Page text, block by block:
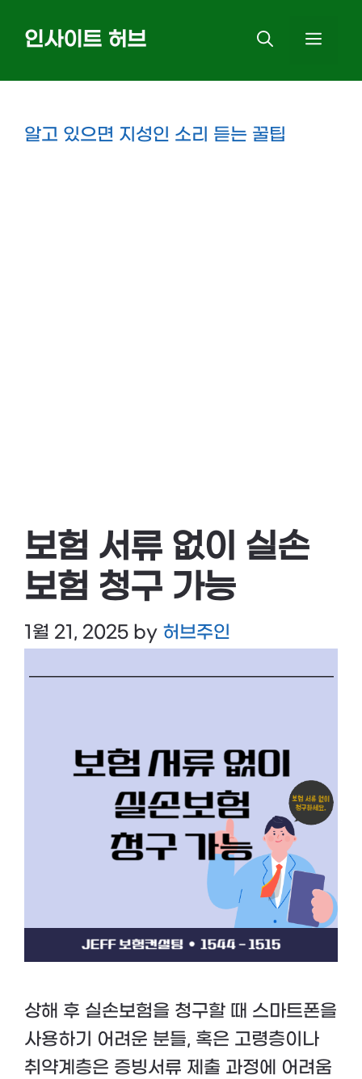
인사이트 허브
알고 있으면 지성인 소리 듣는 꿀팁
보험 서류 없이 실손
보험 청구 가능
1월 21, 2025 by 허브주인
상해 후 실손보험을 청구할 때 스마트폰을
사용하기 어려운 분들, 혹은 고령층이나
취약계층은 증빙서류 제출 과정에 어려움